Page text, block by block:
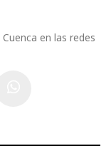
en las redes